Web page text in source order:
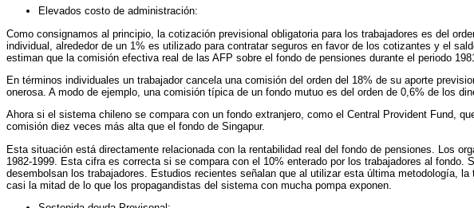
Elevados costo de administración:
Como consignamos al principio, la cotización previsional obligatoria para los trabajadores es del
individual, alrededor de un 1% es utilizado para contratar seguros en favor de los cotizantes y el
estiman que la comisión efectiva real de las AFP sobre el fondo de pensiones durante el periodo
En términos individuales un trabajador cancela una comisión del orden del 18% de su aporte
onerosa. A modo de ejemplo, una comisión típica de un fondo mutuo es del orden de 0,6% de los
Ahora si el sistema chileno se compara con un fondo extranjero, como el Central Provident Fund,
comisión diez veces más alta que el fondo de Singapur.
Esta situación está directamente relacionada con la rentabilidad real del fondo de pensiones. Los
1982-1999. Esta cifra es correcta si se compara con el 10% enterado por los trabajadores al
desembolsan los trabajadores. Estudios recientes señalan que al utilizar esta última metodología,
casi la mitad de lo que los propagandistas del sistema con mucha pompa exponen.